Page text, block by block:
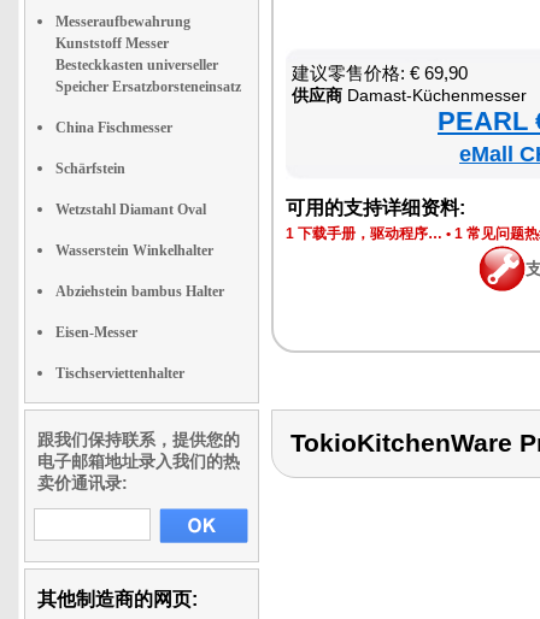
Messeraufbewahrung
Kunststoff Messer
Besteckkasten universeller
Speicher Ersatzborsteneinsatz
China Fischmesser
Schärfstein
Wetzstahl Diamant Oval
Wasserstein Winkelhalter
Abziehstein bambus Halter
Eisen-Messer
Tischserviettenhalter
跟我们保持联系，提供您的
电子邮箱地址录入我们的热
卖价通讯录:
其他制造商的网页:
建议零售价格: € 69,90
供应商 Damast-Küchenmesser
PEARL
eMall
可用的支持详细资料:
1 下载手册，驱动程序… • 1 常见问题
TokioKitchenWare